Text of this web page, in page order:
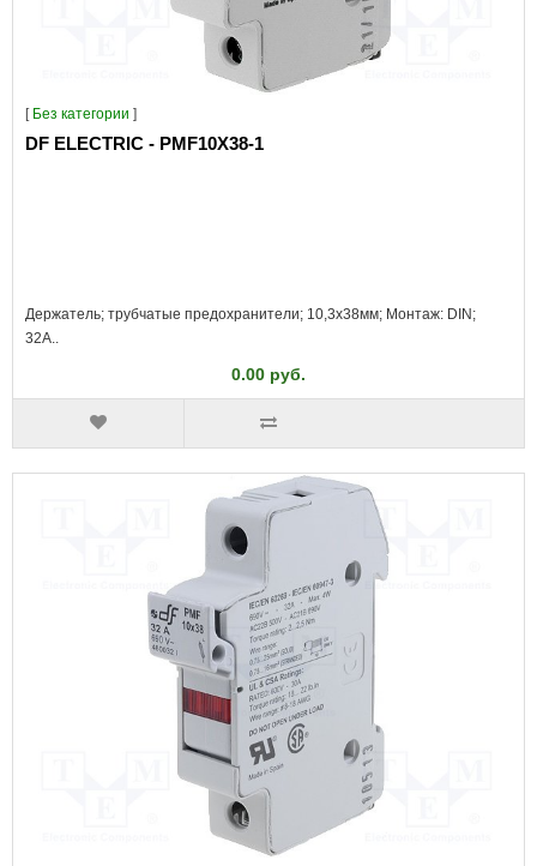
[ Без категории ]
DF ELECTRIC - PMF10X38-1
Держатель; трубчатые предохранители; 10,3x38мм; Монтаж: DIN;
32А..
0.00 руб.